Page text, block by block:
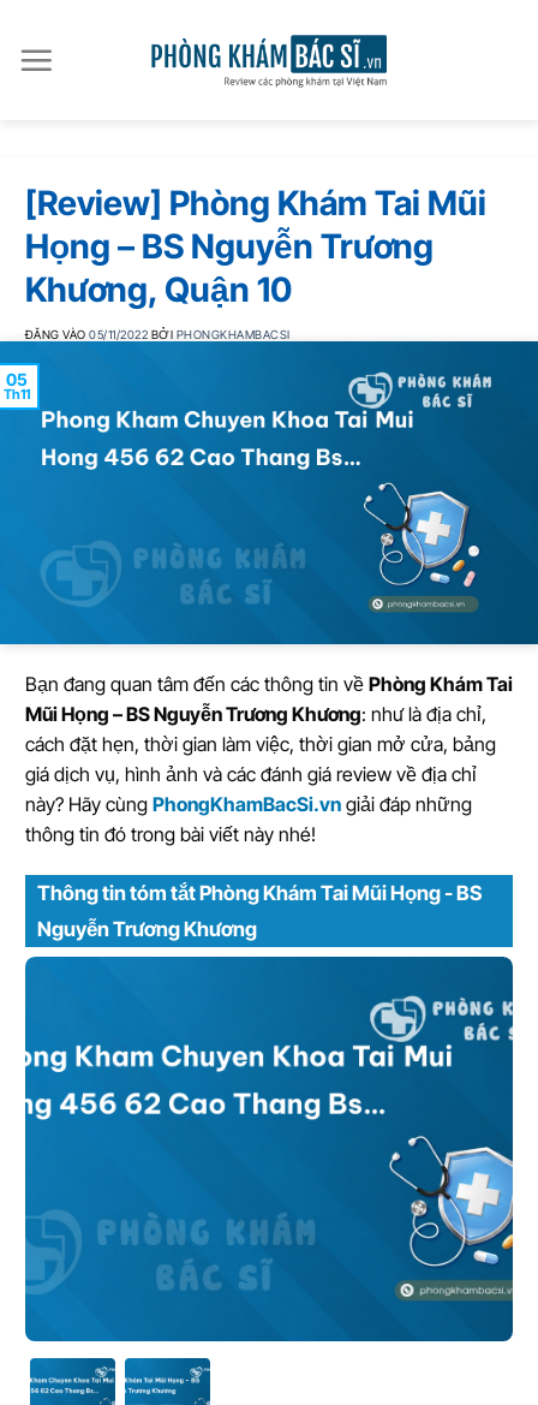
qua
nội
[Review] Phòng Khám Tai Mũi
Họng – BS Nguyễn Trương
Khương, Quận 10
ĐĂNG VÀO05/11/2022 BỞI PHONGKHAMBACSI
05
Th11
Bạn đang quan tâm đến các thông tin về Phòng Khám Tai
Mũi Họng – BS Nguyễn Trương Khương: như là địa chỉ,
cách đặt hẹn, thời gian làm việc, thời gian mở cửa, bảng
giá dịch vụ, hình ảnh và các đánh giá review về địa chỉ
này? Hãy cùng PhongKhamBacSi.vn giải đáp những
thông tin đó trong bài viết này nhé!
Thông tin tóm tắt Phòng Khám Tai Mũi Họng - BS
Nguyễn Trương Khương